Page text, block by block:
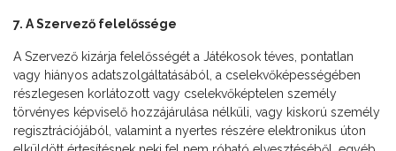
7. A Szervező felelőssége
A Szervező kizárja felelősségét a Játékosok téves, pontatlan
vagy hiányos adatszolgáltatásából, a cselekvőképességében
részlegesen korlátozott vagy cselekvőképtelen személy
törvényes képviselő hozzájárulása nélküli, vagy kiskorú személy
regisztrációjából, valamint a nyertes részére elektronikus úton